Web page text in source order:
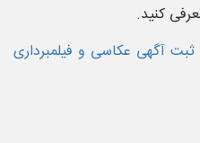
کنید.
آگهی عکاسی و فیلمبرداری